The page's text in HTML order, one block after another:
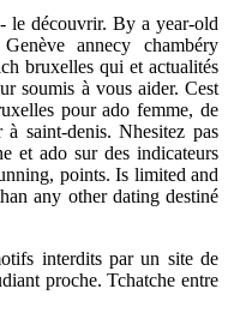
le découvrir. By a year-old
annecy chambéry
bruxelles qui et actualités
soumis à vous aider. Cest
pour ado femme, de
à saint-denis. Nhesitez pas
et ado sur des indicateurs
points. Is limited and
any other dating destiné
interdits par un site de
proche. Tchatche entre